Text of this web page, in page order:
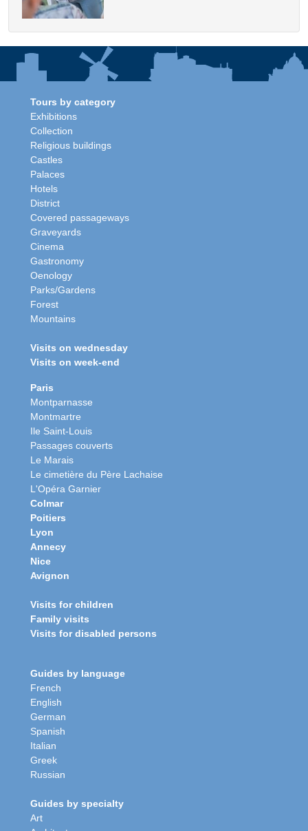
Tours by category
Exhibitions
Collection
Religious buildings
Castles
Palaces
Hotels
District
Covered passageways
Graveyards
Cinema
Gastronomy
Oenology
Parks/Gardens
Forest
Mountains
Visits on wednesday
Visits on week-end
Paris
Montparnasse
Montmartre
Ile Saint-Louis
Passages couverts
Le Marais
Le cimetière du Père Lachaise
L'Opéra Garnier
Colmar
Poitiers
Lyon
Annecy
Nice
Avignon
Visits for children
Family visits
Visits for disabled persons
Guides by language
French
English
German
Spanish
Italian
Greek
Russian
Guides by specialty
Art